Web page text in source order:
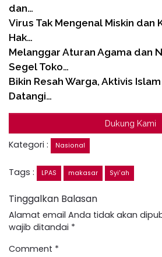
dan…
Virus Tak Mengenal Miskin dan
Hak…
Melanggar Aturan Agama dan
Segel Toko…
Bikin Resah Warga, Aktivis
Datangi…
Dukung Kami
Kategori : Nasional
Tags : LPAS makasar Syi'ah
Tinggalkan Balasan
Alamat email Anda tidak akan
wajib ditandai *
Comment *